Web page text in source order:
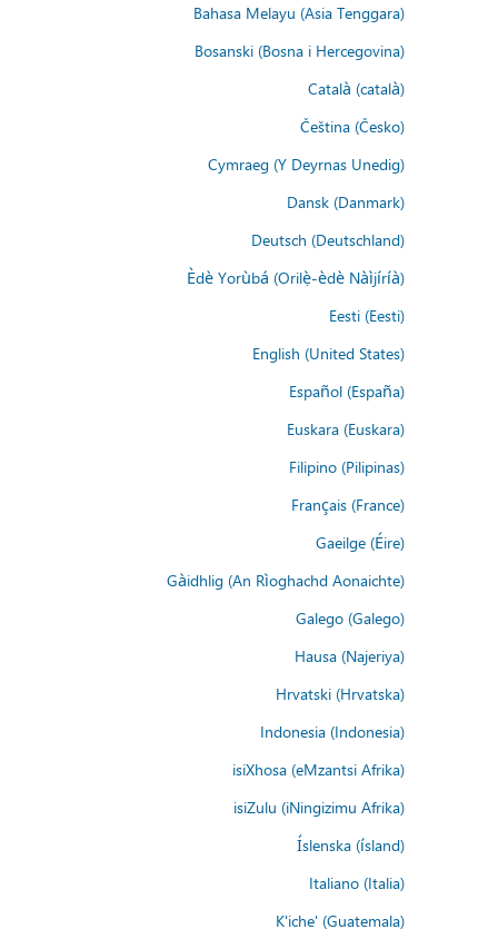
Bahasa Melayu (Asia Tenggara)
Bosanski (Bosna i Hercegovina)
Català (català)
Čeština (Česko)
Cymraeg (Y Deyrnas Unedig)
Dansk (Danmark)
Deutsch (Deutschland)
Èdè Yorùbá (Orilẹ̀-èdè Nàìjíríà)
Eesti (Eesti)
English (United States)
Español (España)
Euskara (Euskara)
Filipino (Pilipinas)
Français (France)
Gaeilge (Éire)
Gàidhlig (An Rìoghachd Aonaichte)
Galego (Galego)
Hausa (Najeriya)
Hrvatski (Hrvatska)
Indonesia (Indonesia)
isiXhosa (eMzantsi Afrika)
isiZulu (iNingizimu Afrika)
Íslenska (ísland)
Italiano (Italia)
K'iche' (Guatemala)